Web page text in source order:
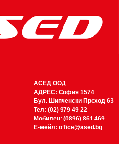
АСЕД ООД
АДРЕС: София 1574
Бул. Шипченски Проход 63
Тел: (02) 979 49 22
Мобилен: (0896) 861 469
Е-мейл: office@ased.bg